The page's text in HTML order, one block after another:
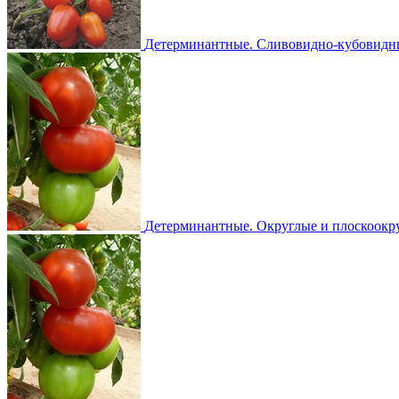
Детерминантные. Сливовидно-
Детерминантные. Округлые и